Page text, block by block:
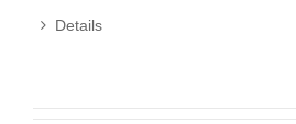
Details